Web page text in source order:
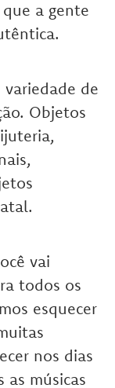
a gente
de
Objetos
vai
todos os
esquecer
nos dias
músicas